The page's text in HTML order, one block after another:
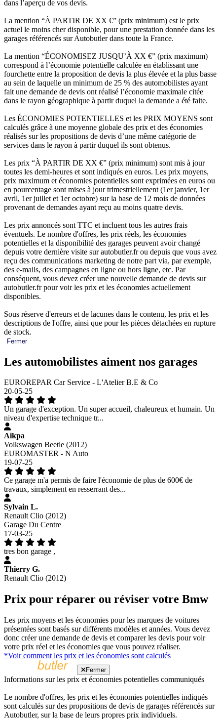
dans l’aperçu de vos devis.
La mention “À PARTIR DE XX €” (prix minimum) est le prix
actuel le moins cher disponible, pour une prestation donnée dans les
garages référencés sur Autobutler dans toute la France.
La mention “ÉCONOMISEZ JUSQU’À XX €” (prix maximum)
correspond à l’économie potentielle calculée en établissant une
fourchette entre la proposition de devis la plus élevée et la plus basse
au sein de laquelle un minimum de 25 % des automobilistes ayant
fait une demande de devis ont réalisé l’économie maximale citée
dans le rayon géographique à partir duquel la demande a été faite.
Les ÉCONOMIES POTENTIELLES et les PRIX MOYENS sont
calculés grâce à une moyenne globale des prix et des économies
réalisés sur les propositions de devis d’une même catégorie de
services dans le rayon à partir duquel ils sont obtenus.
Les prix “À PARTIR DE XX €” (prix minimum) sont mis à jour
toutes les demi-heures et sont indiqués en euros. Les prix moyens,
prix maximum et économies potentielles sont exprimées en euros ou
en pourcentage sont mises à jour trimestriellement (1er janvier, 1er
avril, 1er juillet et 1er octobre) sur la base de 12 mois de données
provenant de demandes ayant reçu au moins quatre devis.
Les prix annoncés sont TTC et incluent tous les autres frais
éventuels. Le nombre d'offres, les prix réels, les économies
potentielles et la disponibilité des garages peuvent avoir changé
depuis votre dernière visite sur autobutler.fr ou depuis que vous avez
reçu des communications marketing de notre part via, par exemple,
des e-mails, des campagnes en ligne ou hors ligne, etc. Par
conséquent, vous devez créer une nouvelle demande de devis sur
autobutler.fr pour voir les prix et les économies actuellement
disponibles.
Sous réserve d'erreurs et de lacunes dans le contenu, les prix et les
descriptions de l'offre, ainsi que pour les pièces détachées en rupture
de stock.
Fermer
Les automobilistes aiment nos garages
EUROREPAR Car Service - L'Atelier B.E & Co
20-05-25
Un garage d'exception. Un super accueil, chaleureux et humain. Un
niveau d'expertise technique tr...
Aikpa
Volkswagen Beetle (2012)
EUROMASTER - N Auto
19-07-25
Ce garage m'a permis de faire l'économie de plus de 600€ de
travaux, simplement en resserrant des...
Sylvain L.
Renault Clio (2012)
Garage Du Centre
17-03-25
tres bon garage ,
Thierry G.
Renault Clio (2012)
Prix pour réparer ou réviser votre Bmw
Les prix moyens et les économies pour les marques de voitures
présentées sont basés sur différents modèles et années. Vous devez
donc créer une demande de devis et comparer les devis pour voir
votre prix réel et les économies que vous pouvez réaliser.
*Voir comment les prix et les économies sont calculés
Fermer
Informations sur les prix et économies potentielles communiqués
Le nombre d'offres, les prix et les économies potentielles indiqués
sont calculés sur des propositions de devis de garages référencés sur
Autobutler, sur la base de leurs propres prix individuels.